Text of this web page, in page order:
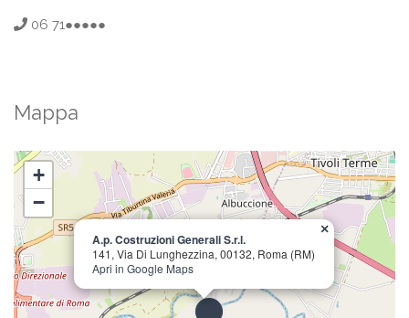
06 71●●●●●
Mappa
A.p. Costruzioni Generali S.r.l.
141, Via Di Lunghezzina, 00132, Roma (RM)
Apri in Google Maps
×
+
−